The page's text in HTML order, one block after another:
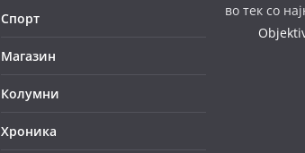
Спорт
Магазин
Колумни
Хроника
во тек со